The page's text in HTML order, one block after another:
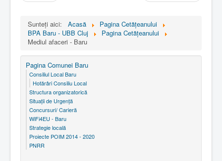
Sunteți aici: Acasă
Pagina Cetăţeanului
BPA Baru - UBB Cluj
Pagina Cetăţeanului
Mediul afaceri - Baru
Pagina Comunei Baru
Consiliul Local Baru
Hotărâri Consiliu Local
Structura organizatorică
Situaţii de Urgenţă
Concursuri/ Carieră
WiFi4EU - Baru
Strategie locală
Proiecte POIM 2014 - 2020
PNRR